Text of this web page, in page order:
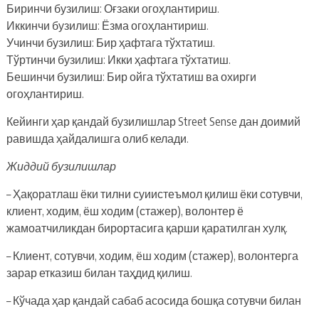
Биринчи бузилиш: Оғзаки огоҳлантириш.
Иккинчи бузилиш: Ёзма огоҳлантириш.
Учинчи бузилиш: Бир ҳафтага тўхтатиш.
Тўртинчи бузилиш: Икки ҳафтага тўхтатиш.
Бешинчи бузилиш: Бир ойга тўхтатиш ва охирги
огоҳлантириш.
Кейинги ҳар қандай бузилишлар Street Sense дан доимий
равишда ҳайдалишга олиб келади.
Жиддий бузилишлар
– Ҳақоратлаш ёки тилни суиистеъмол қилиш ёки сотувчи,
клиент, ходим, ёш ходим (стажер), волонтер ё
жамоатчиликдан бирортасига қарши қаратилган хулқ.
– Клиент, сотувчи, ходим, ёш ходим (стажер), волонтерга
зарар етказиш билан таҳдид қилиш.
– Кўчада ҳар қандай сабаб асосида бошқа сотувчи билан